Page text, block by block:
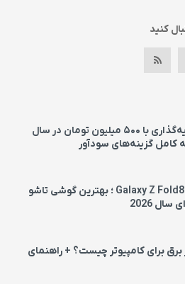
کنید
بهترین سرمایه‌گذاری با ۵۰۰ میلیون تومان در سال
بررسی Galaxy Z Fold8 Ultra ؛ بهترین گوشی تاشو
2026
برق برای کامپیوتر چیست؟ + راهنمای